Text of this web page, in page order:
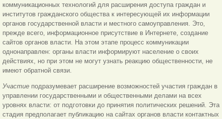
коммуникационных технологий для расширения доступа граждан и
институтов гражданского общества к интересующей их информации
органов государственной власти и местного самоуправления. Это,
прежде всего, информационное присутствие в Интернете, создание
сайтов органов власти. На этом этапе процесс коммуникации
однонаправлен: органы власти информируют население о своих
действиях, но при этом не могут узнать реакцию общественности, не
имеют обратной связи.
Участие подразумевает расширение возможностей участия граждан в
управлении государственными и общественными делами на всех
уровнях власти: от подготовки до принятия политических решений. Эта
стадия предполагает публикацию на сайтах органов власти контактных